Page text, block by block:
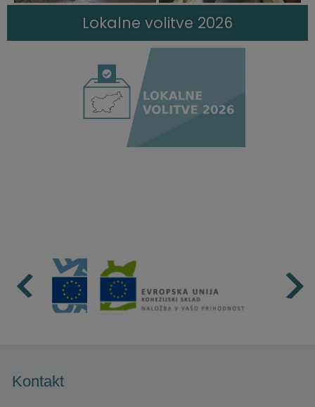
Lokalne volitve 2026
Kontakt